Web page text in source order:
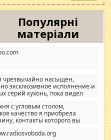
Популярні
матеріали
чрезвычайно насыщен,
эксклюзивное исполнение и
серий кухонь, пока видел
и что главное -
наворотов удорожающих
с угловым столом,
качество я приобрела
контакты которого вы